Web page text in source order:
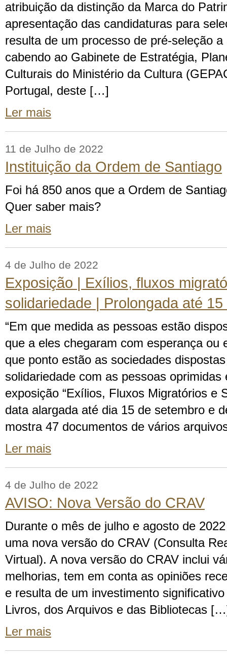
atribuição da distinção da Marca do
apresentação das candidaturas para
resulta de um processo de pré-seleção
cabendo ao Gabinete de Estratégia,
Culturais do Ministério da Cultura
Portugal, deste […]
Ler mais
11 de Julho de 2022
Instituição da Ordem de Santiago
Foi há 850 anos que a Ordem de
Quer saber mais?
Ler mais
4 de Julho de 2022
Exposição | Exílios, fluxos
solidariedade | Prolongada até
“Em que medida as pessoas estão
que a eles chegaram com esperança ou
que ponto estão as sociedades
solidariedade com as pessoas oprimidas
exposição “Exílios, Fluxos Migratórios e
data alargada até dia 15 de setembro e
mostra 47 documentos de vários
Ler mais
4 de Julho de 2022
AVISO: Nova Versão do CRAV
Durante o mês de julho e agosto de
uma nova versão do CRAV (Consulta
Virtual). A nova versão do CRAV inclui
melhorias, tem em conta as opiniões
e resulta de um investimento
Livros, dos Arquivos e das Bibliotecas
Ler mais